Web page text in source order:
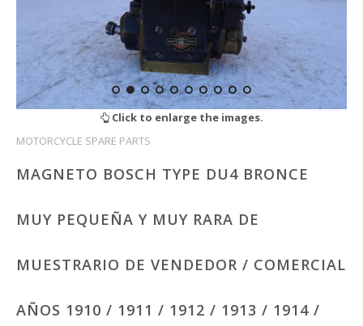
Click to enlarge the images.
MOTORCYCLE SPARE PARTS
MAGNETO BOSCH TYPE DU4 BRONCE
MUY PEQUEÑA Y MUY RARA DE
MUESTRARIO DE VENDEDOR / COMERCIAL
AÑOS 1910 / 1911 / 1912 / 1913 / 1914 /